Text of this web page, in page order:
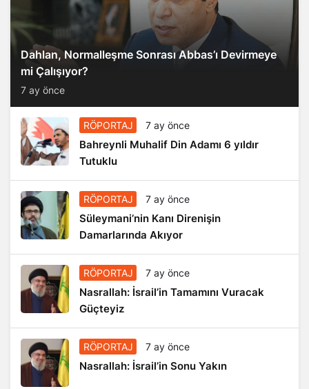
Dahlan, Normalleşme Sonrası Abbas’ı Devirmeye
mi Çalışıyor?
7 ay önce
RÖPORTAJ 7 ay önce
Bahreynli Muhalif Din Adamı 6 yıldır
Tutuklu
RÖPORTAJ 7 ay önce
Süleymani’nin Kanı Direnişin
Damarlarında Akıyor
RÖPORTAJ 7 ay önce
Nasrallah: İsrail’in Tamamını Vuracak
Güçteyiz
RÖPORTAJ 7 ay önce
Nasrallah: İsrail’in Sonu Yakın